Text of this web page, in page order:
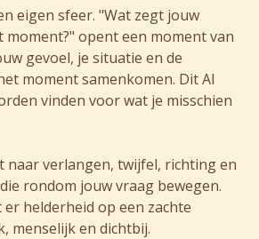
eigen sfeer. "Wat zegt jouw
opent een moment van
gevoel, je situatie en de
moment samenkomen. Dit AI
vinden voor wat je misschien
naar verlangen, twijfel, richting en
rondom jouw vraag bewegen.
helderheid op een zachte
menselijk en dichtbij.